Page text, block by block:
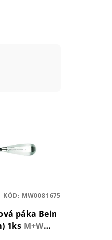
páka Bein
1ks M+W
KÓD: MW0081675